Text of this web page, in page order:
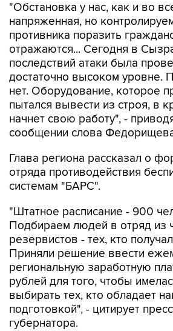
"Обстановка у нас, как и во
напряженная, но
противника поразить
отражаются... Сегодня в
последствий атаки была
достаточно высоком уровне.
нет. Оборудование, которое
пытался вывести из строя, в
начнет свою работу", -
сообщении слова
Глава региона рассказал о
отряда противодействия
системам "БАРС".
"Штатное расписание - 900
Подбираем людей в отряд из
резервистов - тех, кто
Приняли решение ввести
региональную заработную
рублей для того, чтобы
выбирать тех, кто обладает
подготовкой", - цитирует
губернатора.